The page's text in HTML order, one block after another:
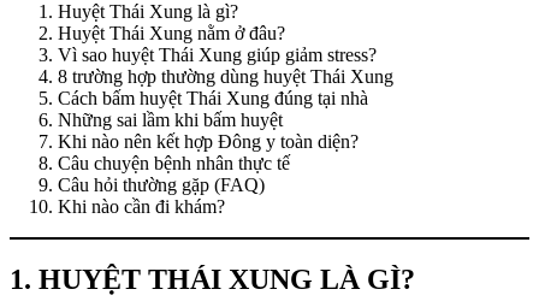
Huyệt Thái Xung là gì?
Huyệt Thái Xung nằm ở đâu?
Vì sao huyệt Thái Xung giúp giảm stress?
8 trường hợp thường dùng huyệt Thái Xung
Cách bấm huyệt Thái Xung đúng tại nhà
Những sai lầm khi bấm huyệt
Khi nào nên kết hợp Đông y toàn diện?
Câu chuyện bệnh nhân thực tế
Câu hỏi thường gặp (FAQ)
Khi nào cần đi khám?
1. HUYỆT THÁI XUNG LÀ GÌ?